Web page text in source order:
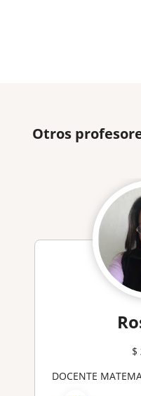
Otros
$
DOCENTE MATEMATICAS